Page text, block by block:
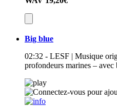
Big blue
02:32 - LESF | Musique
profondeurs marines –